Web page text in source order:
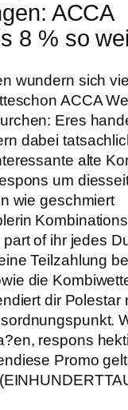
ACCA
8 % so
wundern sich
ACCA
Eres
dabei
alte
um
wie geschmiert
of ihr jedes
Teilzahlung
die
dir Polestar
respons
Promo